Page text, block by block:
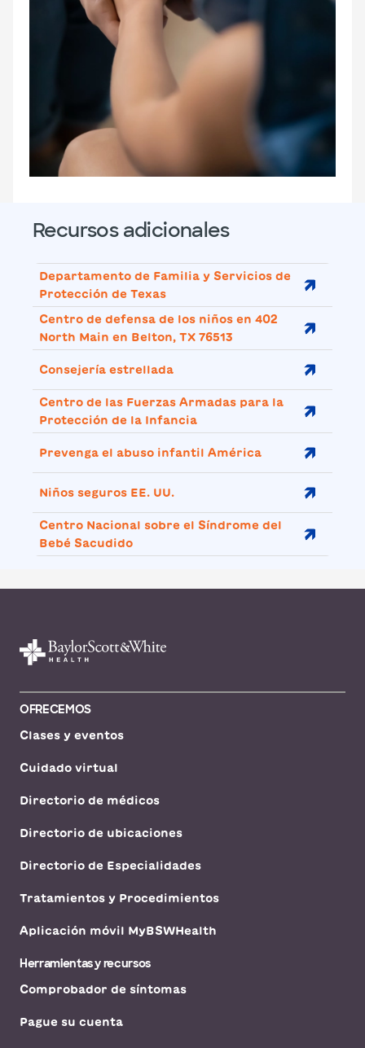
Recursos adicionales
Departamento de Familia y Servicios de
Protección de Texas
Centro de defensa de los niños en 402
North Main en Belton, TX 76513
Consejería estrellada
Centro de las Fuerzas Armadas para la
Protección de la Infancia
Prevenga el abuso infantil América
Niños seguros EE. UU.
Centro Nacional sobre el Síndrome del
Bebé Sacudido
OFRECEMOS
Clases y eventos
Cuidado virtual
Directorio de médicos
Directorio de ubicaciones
Directorio de Especialidades
Tratamientos y Procedimientos
Aplicación móvil MyBSWHealth
Herramientas y recursos
Comprobador de síntomas
Pague su cuenta